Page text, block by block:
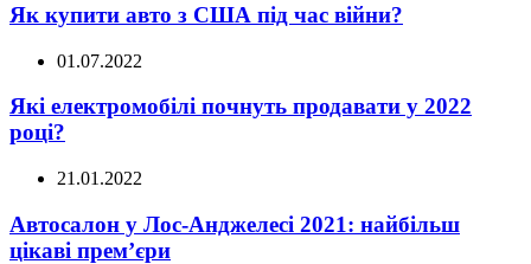
Як купити авто з США під час війни?
01.07.2022
Які електромобілі почнуть продавати у 2022
році?
21.01.2022
Автосалон у Лос-Анджелесі 2021: найбільш
цікаві прем’єри